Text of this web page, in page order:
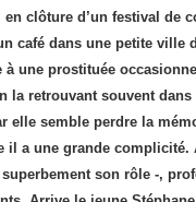
clôture d’un festival de
café dans une petite
une prostituée
la retrouvant souvent
elle semble perdre la
il a une grande
son rôle -,